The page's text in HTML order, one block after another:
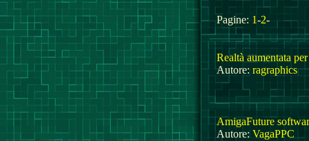
Pagine: 1-2-
Realtà aumentata
Autore:ragraphics
AmigaFuture
Autore: VagaPPC